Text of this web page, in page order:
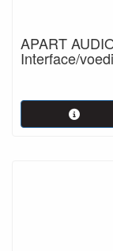
APART
Interface/